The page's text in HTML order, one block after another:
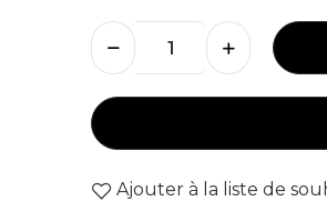
Ajouter à la liste de